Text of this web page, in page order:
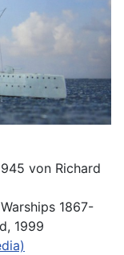
von Richard
1867-
1999